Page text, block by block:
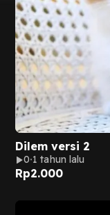
Dilem versi 2
0 1 tahun lalu
Rp2.000